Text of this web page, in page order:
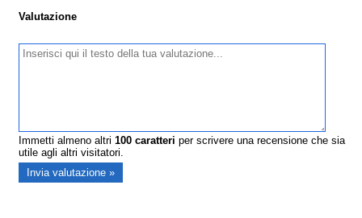
Valutazione
Immetti almeno altri100 caratteri per scrivere una recensione che sia
utile agli altri visitatori.